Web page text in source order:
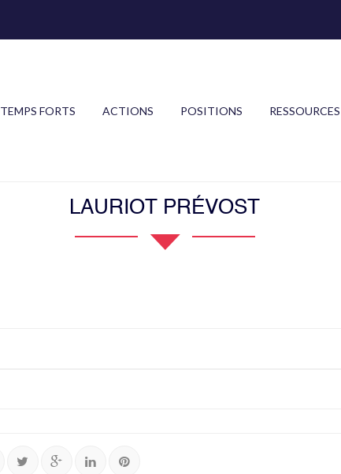
TEMPS FORTS ACTIONS POSITIONS RESSOURCES
LAURIOT PRÉVOST